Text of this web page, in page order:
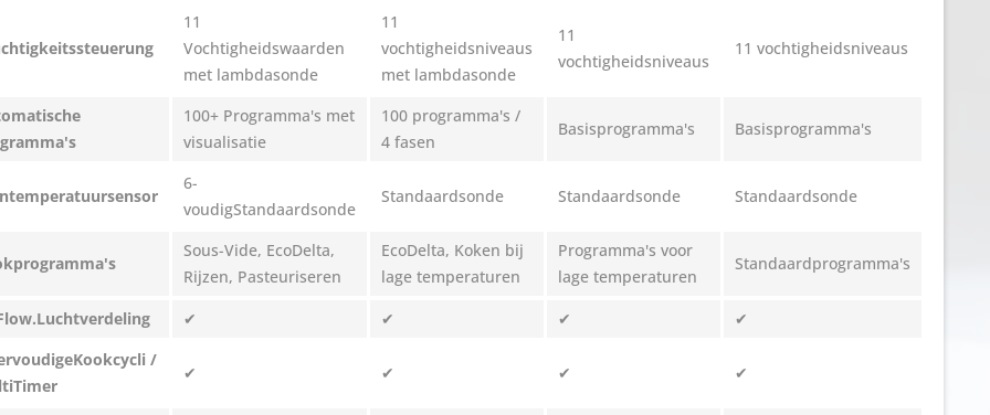
11
Vochtigheidswaarden
met lambdasonde
11
vochtigheidsniveaus
met lambdasonde
11
vochtigheidsniveaus
11 vochtigheidsniveaus
100+ Programma's met
visualisatie
100 programma's /
4 fasen
Basisprogramma's Basisprogramma's
6-
voudigStandaardsonde
Standaardsonde Standaardsonde Standaardsonde
Sous-Vide, EcoDelta,
Rijzen, Pasteuriseren
EcoDelta, Koken bij
lage temperaturen
Programma's voor
lage temperaturen
Standaardprogramma's
✔ ✔ ✔
✔
/
✔ ✔ ✔ ✔